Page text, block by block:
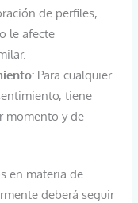
de perfiles,
le afecte
Para cualquier
tiene
momento y de
en materia de
deberá seguir